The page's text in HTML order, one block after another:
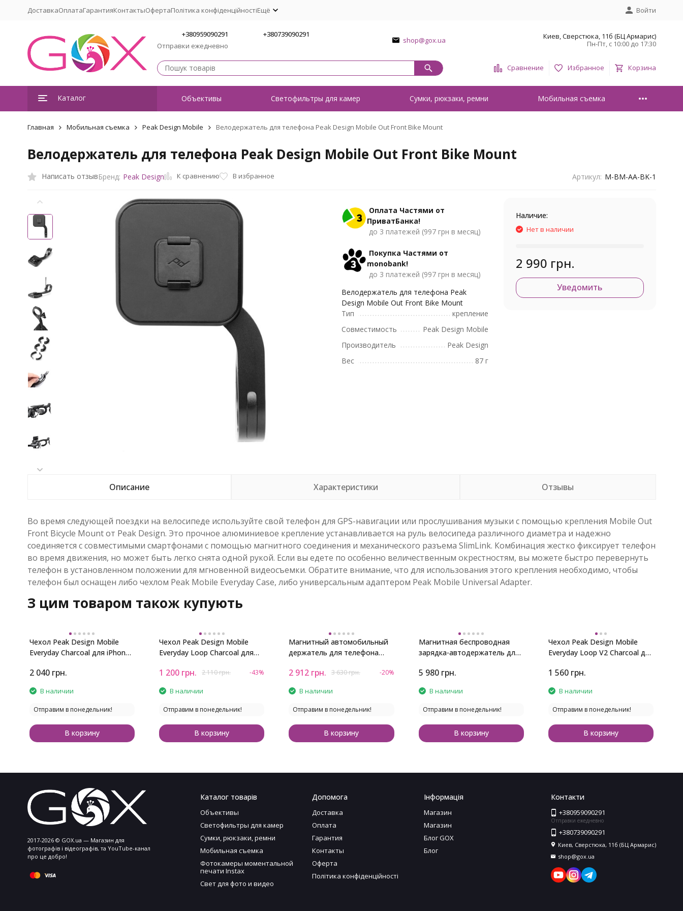
ДоставкаОплатаГарантияКонтактыОфертаПолітика конфіденційностіЕщё Войти
+380959090291
Отправки ежедневно
+380739090291
shop@gox.ua
Киев, Сверстюка, 11б (БЦ Армарис)
Пн-Пт, с 10:00 до 17:30
Сравнение Избранное Корзина
Каталог Объективы Светофильтры для камер Сумки, рюкзаки, ремни Мобильная съемка
Главная Мобильная съемка Peak Design Mobile Велодержатель для телефона Peak Design Mobile Out Front Bike Mount
Велодержатель для телефона Peak Design Mobile Out Front Bike Mount
Написать отзывБренд: Peak Design К сравнению В избранное Артикул: M-BM-AA-BK-1
Оплата Частями от
ПриватБанка!
до 3 платежей (997 грн в месяц)
Покупка Частями от
monobank!
до 3 платежей (997 грн в месяц)
Велодержатель для телефона Peak
Design Mobile Out Front Bike Mount
Тип
крепление
Совместимость
Peak Design Mobile
Производитель
Peak Design
Вес
87 г
Наличие:
Нет в наличии
2 990 грн.
Уведомить
Описание Характеристики Отзывы
Во время следующей поездки на велосипеде используйте свой телефон для GPS-навигации или прослушивания музыки с помощью крепления Mobile Out
Front Bicycle Mount от Peak Design. Это прочное алюминиевое крепление устанавливается на руль велосипеда различного диаметра и надежно
соединяется с совместимыми смартфонами с помощью магнитного соединения и механического разъема SlimLink. Комбинация жестко фиксирует телефон
во время движения, но может быть легко снята одной рукой. Если вы едете по особенно величественным окрестностям, вы можете быстро перевернуть
телефон в установленном положении для мгновенной видеосъемки. Обратите внимание, что для использования этого крепления необходимо, чтобы
телефон был оснащен либо чехлом Peak Mobile Everyday Case, либо универсальным адаптером Peak Mobile Universal Adapter.
З цим товаром також купують
Чехол Peak Design Mobile
Everyday Charcoal для iPhone
2 040 грн.
В наличии
Отправим в понедельник!
В корзину
Чехол Peak Design Mobile
Everyday Loop Charcoal для
1 200 грн. 2 110грн. -43%
В наличии
Отправим в понедельник!
В корзину
Магнитный автомобильный
держатель для телефона
2 912 грн. 3 630грн. -20%
В наличии
Отправим в понедельник!
В корзину
Магнитная беспроводная
зарядка-автодержатель для
5 980 грн.
В наличии
Отправим в понедельник!
В корзину
Чехол Peak Design Mobile
Everyday Loop V2 Charcoal для
1 560 грн.
В наличии
Отправим в понедельник!
В корзину
2017-2026 © GOX.ua — Магазин для
фотографів і відеографів, та YouTube-канал
про це добро!
Каталог товарів
Объективы
Светофильтры для камер
Сумки, рюкзаки, ремни
Мобильная съемка
Фотокамеры моментальной
печати Instax
Свет для фото и видео
Допомога
Доставка
Оплата
Гарантия
Контакты
Оферта
Політика конфіденційності
Інформація
Магазин
Магазин
Блог GOX
Блог
Контакти
+380959090291
Отправки ежедневно
+380739090291
Киев, Сверстюка, 11б (БЦ Армарис)
shop@gox.ua